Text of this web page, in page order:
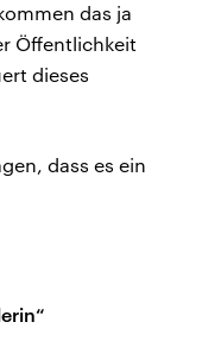
das ja
Öffentlichkeit
dieses
dass es ein